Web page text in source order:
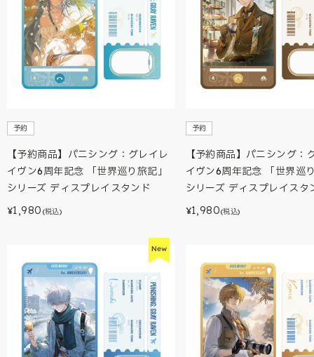
予約
【予約商品】パニシング：グレイレ
イヴン6周年記念 「世界巡り旅記」
シリーズ ディスプレイスタンド
¥1,980 (税込)
予約
【予約商品】パニシング：
イヴン6周年記念 「世界巡
シリーズ ディスプレイスタ
¥1,980(税込)